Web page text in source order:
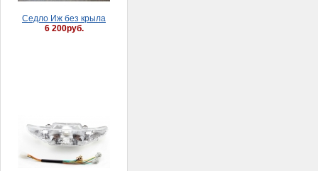
Седло Иж без крыла
6 200руб.